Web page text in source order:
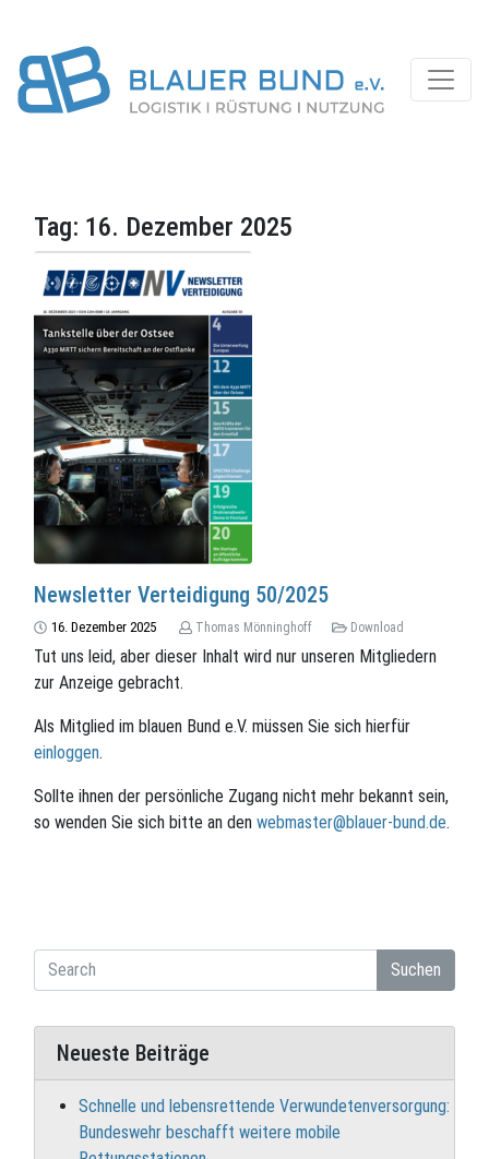
Tag: 16. Dezember 2025
Newsletter Verteidigung 50/2025
16. Dezember 2025 Thomas Mönninghoff Download
Tut uns leid, aber dieser Inhalt wird nur unseren Mitgliedern
zur Anzeige gebracht.
Als Mitglied im blauen Bund e.V. müssen Sie sich hierfür
einloggen.
Sollte ihnen der persönliche Zugang nicht mehr bekannt sein,
so wenden Sie sich bitte an den webmaster@blauer-bund.de.
Suchen
Neueste Beiträge
Schnelle und lebensrettende Verwundetenversorgung:
Bundeswehr beschafft weitere mobile